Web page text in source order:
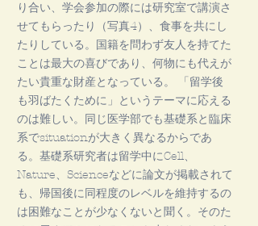
り合い、学会参加の際には研究室で講演さ
せてもらったり（写真4）、食事を共にし
たりしている。国籍を問わず友人を持てた
ことは最大の喜びであり、何物にも代えが
たい貴重な財産となっている。 「留学後
も羽ばたくために」というテーマに応える
のは難しい。同じ医学部でも基礎系と臨床
系でsituationが大きく異なるからであ
る。基礎系研究者は留学中にCell、
Nature、Scienceなどに論文が掲載されて
も、帰国後に同程度のレベルを維持するの
は困難なことが少なくないと聞く。そのた